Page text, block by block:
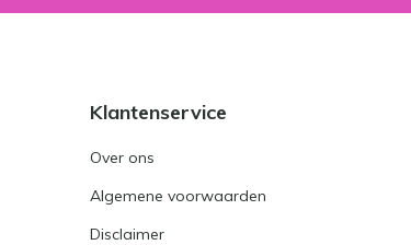
Klantenservice
Over ons
Algemene voorwaarden
Disclaimer